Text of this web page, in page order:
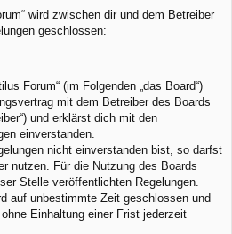
n
n
wird zwischen dir und dem Betreiber
geschlossen:
Forum“ (im Folgenden „das Board“)
mit dem Betreiber des Boards
und erklärst dich mit den
einverstanden.
nicht einverstanden bist, so darfst
nutzen. Für die Nutzung des Boards
Stelle veröffentlichten Regelungen.
auf unbestimmte Zeit geschlossen und
Einhaltung einer Frist jederzeit